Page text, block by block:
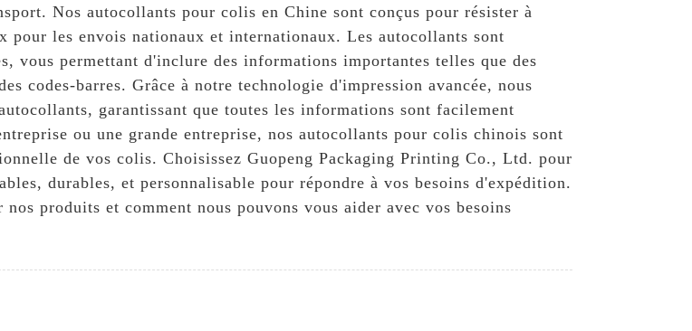
Nos autocollants pour colis en Chine sont conçus pour résister à
les envois nationaux et internationaux. Les autocollants sont
vous permettant d'inclure des informations importantes telles que des
codes-barres. Grâce à notre technologie d'impression avancée, nous
garantissant que toutes les informations sont facilement
ou une grande entreprise, nos autocollants pour colis chinois sont
de vos colis. Choisissez Guopeng Packaging Printing Co., Ltd. pour
durables, et personnalisable pour répondre à vos besoins d'expédition.
produits et comment nous pouvons vous aider avec vos besoins